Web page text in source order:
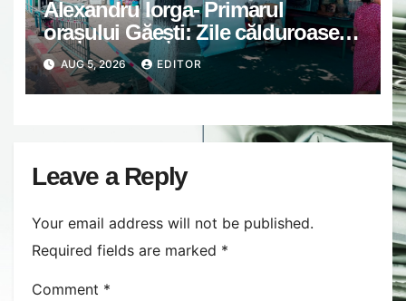
Alexandru Iorga- Primarul
orașului Găești: Zile călduroase.
Grijă unii de alții.
AUG 5, 2026 EDITOR
Leave a Reply
Your email address will not be published.
Required fields are marked *
Comment *